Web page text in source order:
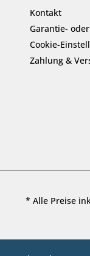
Kontakt
Garantie-
Cookie-
Zahlung &
* Alle Preise